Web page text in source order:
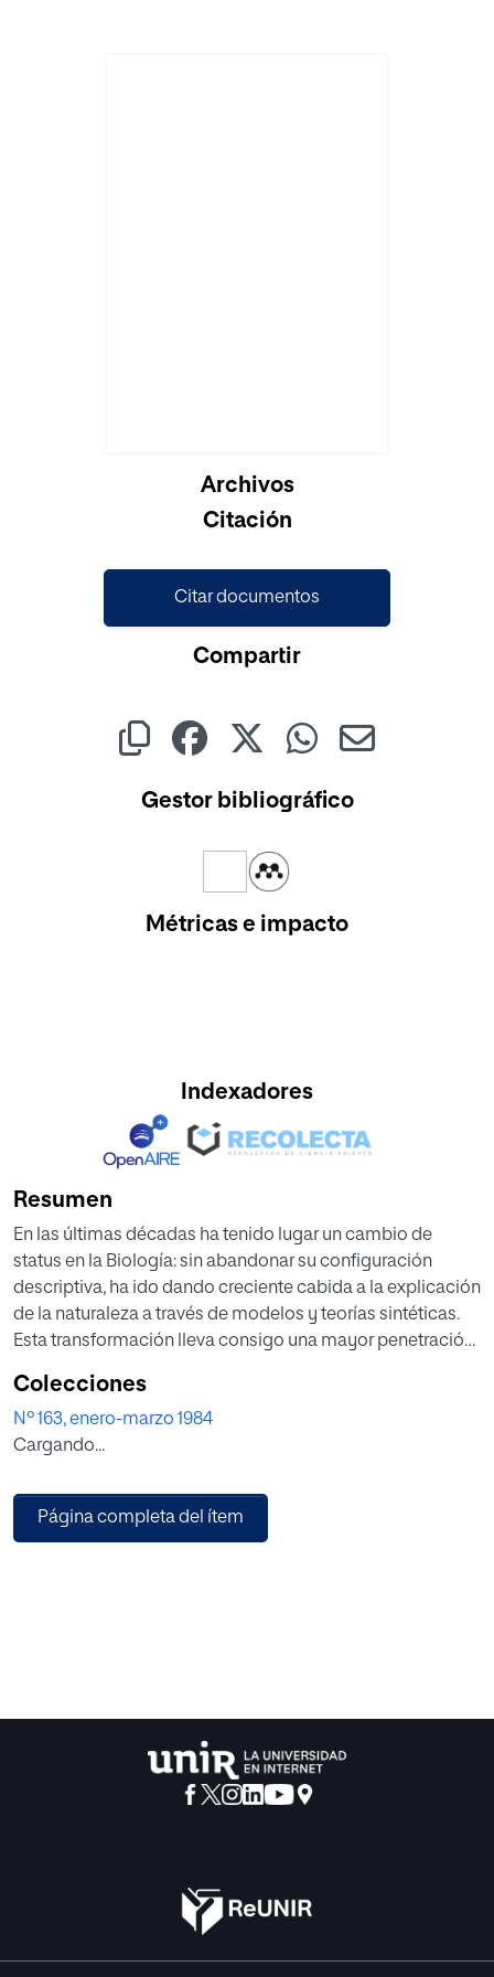
Archivos
Citación
Citar documentos
Compartir
Gestor bibliográfico
Métricas e impacto
Indexadores
Resumen
En las últimas décadas ha tenido lugar un cambio de
status en la Biología: sin abandonar su configuración
descriptiva, ha ido dando creciente cabida a la explicación
de la naturaleza a través de modelos y teorías sintéticas.
Esta transformación lleva consigo una mayor penetración
trabajo se analizan, desde una perspectiva didáctica, las
posibilidades formativas de la nueva Biología si su
enseñanza se plantea desde una concepción filosófica
deformadores cuando se hace vehículo de posiciones
ideológicas erróneas.
Colecciones
Nº 163, enero-marzo 1984
Cargando...
Página completa del ítem